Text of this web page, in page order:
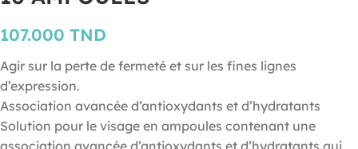
107.000 TND
Agir sur la perte de fermeté et sur les fines lignes
d’expression.
Association avancée d’antioxydants et d’hydratants
Solution pour le visage en ampoules contenant une
association avancée d’antioxydants et d’hydratants qui